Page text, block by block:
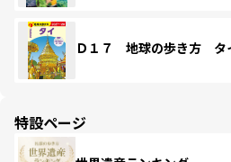
Ｄ１７ 地球の歩き方 タ
特設ページ